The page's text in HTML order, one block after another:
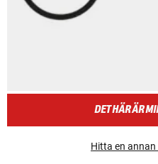
DET HÄR ÄR
Hitta en